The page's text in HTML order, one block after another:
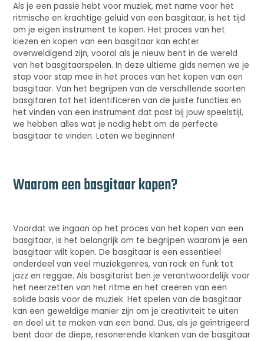
Als je een passie hebt voor muziek, met name voor het
ritmische en krachtige geluid van een basgitaar, is het tijd
om je eigen instrument te kopen. Het proces van het
kiezen en kopen van een basgitaar kan echter
overweldigend zijn, vooral als je nieuw bent in de wereld
van het basgitaarspelen. In deze ultieme gids nemen we je
stap voor stap mee in het proces van het kopen van een
basgitaar. Van het begrijpen van de verschillende soorten
basgitaren tot het identificeren van de juiste functies en
het vinden van een instrument dat past bij jouw speelstijl,
we hebben alles wat je nodig hebt om de perfecte
basgitaar te vinden. Laten we beginnen!
Waarom een basgitaar kopen?
Voordat we ingaan op het proces van het kopen van een
basgitaar, is het belangrijk om te begrijpen waarom je een
basgitaar wilt kopen. De basgitaar is een essentieel
onderdeel van veel muziekgenres, van rock en funk tot
jazz en reggae. Als basgitarist ben je verantwoordelijk voor
het neerzetten van het ritme en het creëren van een
solide basis voor de muziek. Het spelen van de basgitaar
kan een geweldige manier zijn om je creativiteit te uiten
en deel uit te maken van een band. Dus, als je geïntrigeerd
bent door de diepe, resonerende klanken van de basgitaar